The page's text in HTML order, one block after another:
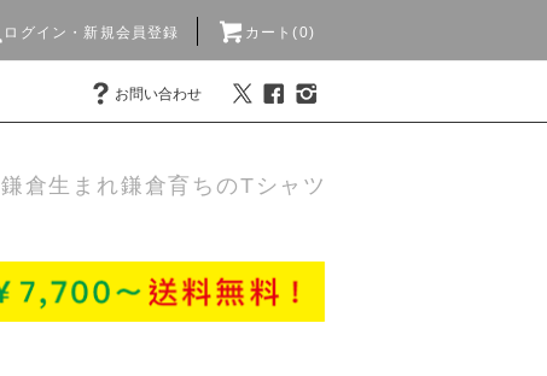
ログイン・新規会員登録 カート(0)
お問い合わせ
鎌倉生まれ鎌倉育ちのTシャツ